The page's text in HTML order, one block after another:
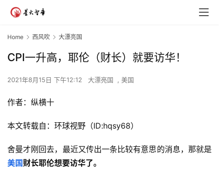
Home 西风吹 大漂亮国
CPI一升高，耶伦（财长）就要访华！
2021年8月15日 下午12:12 大漂亮国 , 美国
作者：纵横十
本文转载自：环球视野（ID:hqsy68）
舍曼才刚回去，最近又传出一条比较有意思的消息，那就是
美国 财长耶伦想要访华了。